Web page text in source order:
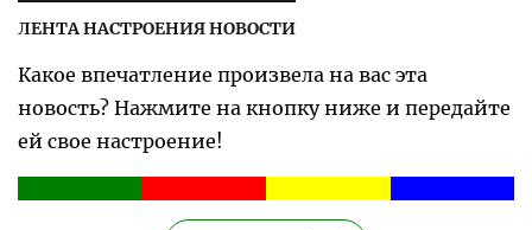
ЛЕНТА НАСТРОЕНИЯ НОВОСТИ
Какое впечатление произвела на вас эта
новость? Нажмите на кнопку ниже и передайте
ей свое настроение!